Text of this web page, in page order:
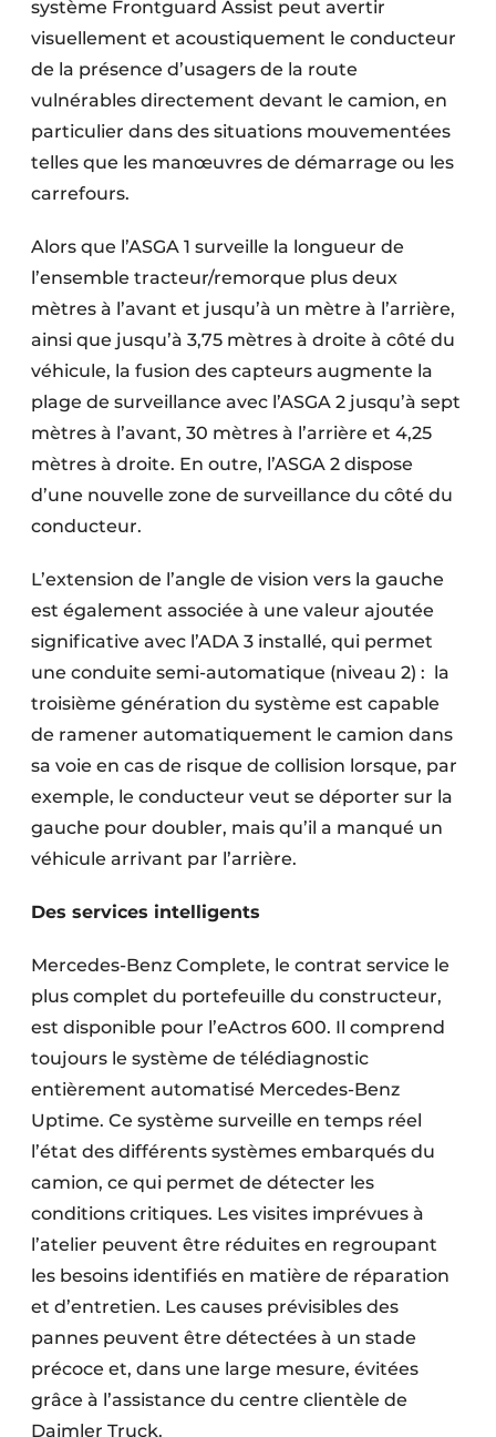
système Frontguard Assist peut avertir
visuellement et acoustiquement le conducteur
de la présence d’usagers de la route
vulnérables directement devant le camion, en
particulier dans des situations mouvementées
telles que les manœuvres de démarrage ou les
carrefours.
Alors que l’ASGA 1 surveille la longueur de
l’ensemble tracteur/remorque plus deux
mètres à l’avant et jusqu’à un mètre à l’arrière,
ainsi que jusqu’à 3,75 mètres à droite à côté du
véhicule, la fusion des capteurs augmente la
plage de surveillance avec l’ASGA 2 jusqu’à sept
mètres à l’avant, 30 mètres à l’arrière et 4,25
mètres à droite. En outre, l’ASGA 2 dispose
d’une nouvelle zone de surveillance du côté du
conducteur.
L’extension de l’angle de vision vers la gauche
est également associée à une valeur ajoutée
significative avec l’ADA 3 installé, qui permet
une conduite semi-automatique (niveau 2) : la
troisième génération du système est capable
de ramener automatiquement le camion dans
sa voie en cas de risque de collision lorsque, par
exemple, le conducteur veut se déporter sur la
gauche pour doubler, mais qu’il a manqué un
véhicule arrivant par l’arrière.
Des services intelligents
Mercedes-Benz Complete, le contrat service le
plus complet du portefeuille du constructeur,
est disponible pour l’eActros 600. Il comprend
toujours le système de télédiagnostic
entièrement automatisé Mercedes-Benz
Uptime. Ce système surveille en temps réel
l’état des différents systèmes embarqués du
camion, ce qui permet de détecter les
conditions critiques. Les visites imprévues à
l’atelier peuvent être réduites en regroupant
les besoins identifiés en matière de réparation
et d’entretien. Les causes prévisibles des
pannes peuvent être détectées à un stade
précoce et, dans une large mesure, évitées
grâce à l’assistance du centre clientèle de
Daimler Truck.